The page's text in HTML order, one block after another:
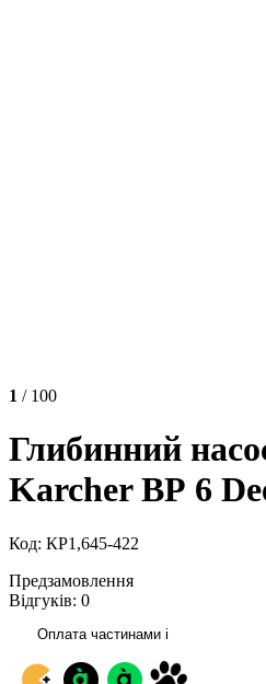
1 / 100
Глибинний
Karcher ВР 6
Код: КР1,645-422
Предзамовлення
Відгуків: 0
Оплата частинами i